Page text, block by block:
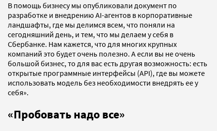
В помощь бизнесу мы опубликовали документ по
разработке и внедрению AI-агентов в корпоративные
ландшафты, где мы делимся всем, что поняли на
сегодняшний день, и тем, что мы делаем у себя в
Сбербанке. Нам кажется, что для многих крупных
компаний это будет очень полезно. А если вы не очень
большой бизнес, то для вас есть другая возможность: есть
открытые программные интерфейсы (API), где вы можете
использовать модель без необходимости внедрять ее у
себя».
«Пробовать надо все»